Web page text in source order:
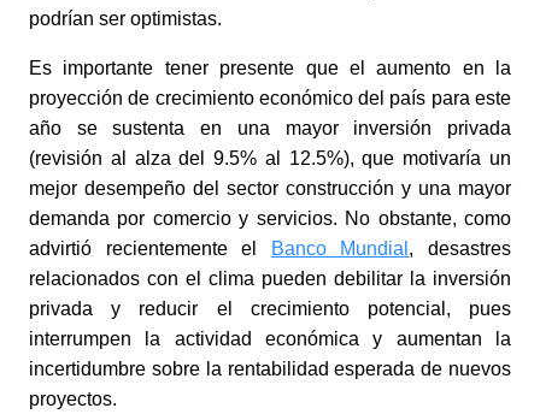
podrían ser optimistas.
Es importante tener presente que el aumento en la
proyección de crecimiento económico del país para este
año se sustenta en una mayor inversión privada
(revisión al alza del 9.5% al 12.5%), que motivaría un
mejor desempeño del sector construcción y una mayor
demanda por comercio y servicios. No obstante, como
advirtió recientemente el
Banco Mundial ,desastres
relacionados con el clima pueden debilitar la inversión
privada y reducir el crecimiento potencial, pues
interrumpen la actividad económica y aumentan la
incertidumbre sobre la rentabilidad esperada de nuevos
proyectos.